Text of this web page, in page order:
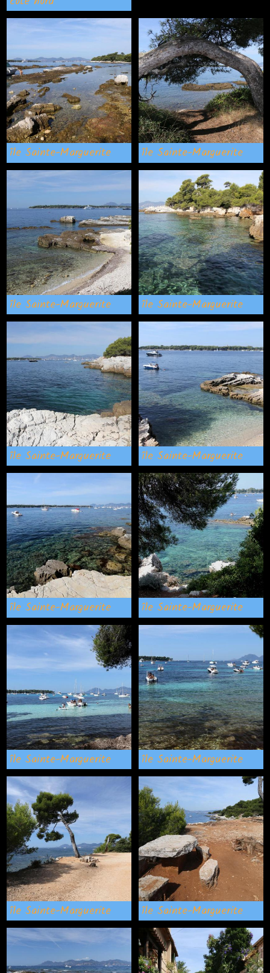
île Sainte-Marguerite île Sainte-Marguerite
île Sainte-Marguerite île Sainte-Marguerite
île Sainte-Marguerite île Sainte-Marguerite
île Sainte-Marguerite île Sainte-Marguerite
île Sainte-Marguerite île Sainte-Marguerite
île Sainte-Marguerite île Sainte-Marguerite